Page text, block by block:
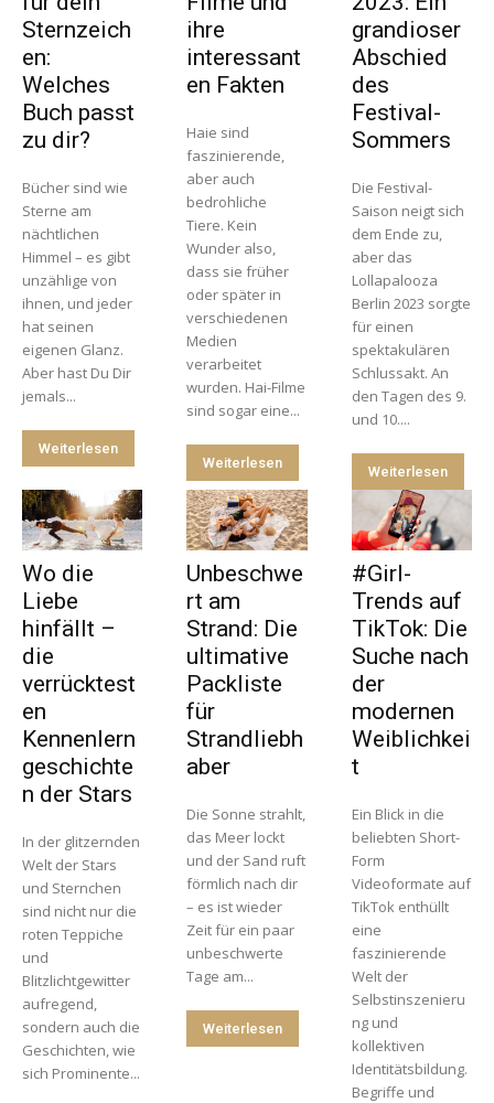
Sternzeich
en:
Welches
Buch passt
zu dir?
Bücher sind wie
Sterne am
nächtlichen
Himmel – es gibt
unzählige von
ihnen, und jeder
hat seinen
eigenen Glanz.
Aber hast Du Dir
jemals...
Weiterlesen
ihre
interessant
en Fakten
Haie sind
faszinierende,
aber auch
bedrohliche
Tiere. Kein
Wunder also,
dass sie früher
oder später in
verschiedenen
Medien
verarbeitet
wurden. Hai-Filme
sind sogar eine...
Weiterlesen
grandioser
Abschied
des
Festival-
Sommers
Die Festival-
Saison neigt sich
dem Ende zu,
aber das
Lollapalooza
Berlin 2023 sorgte
für einen
spektakulären
Schlussakt. An
den Tagen des 9.
und 10....
Weiterlesen
Wo die
Liebe
hinfällt –
die
verrücktest
en
Kennenlern
geschichte
n der Stars
In der glitzernden
Welt der Stars
und Sternchen
sind nicht nur die
roten Teppiche
und
Blitzlichtgewitter
aufregend,
sondern auch die
Geschichten, wie
sich Prominente...
Unbeschwe
rt am
Strand: Die
ultimative
Packliste
für
Strandliebh
aber
Die Sonne strahlt,
das Meer lockt
und der Sand ruft
förmlich nach dir
– es ist wieder
Zeit für ein paar
unbeschwerte
Tage am...
Weiterlesen
#Girl-
Trends auf
TikTok: Die
Suche nach
der
modernen
Weiblichkei
t
Ein Blick in die
beliebten Short-
Form
Videoformate auf
TikTok enthüllt
eine
faszinierende
Welt der
Selbstinszenieru
ng und
kollektiven
Identitätsbildung.
Begriffe und